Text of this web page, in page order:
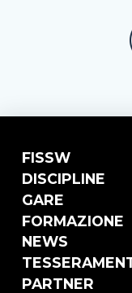
FISSW
DISCIPLINE
GARE
FORMAZIONE
NEWS
PARTNER